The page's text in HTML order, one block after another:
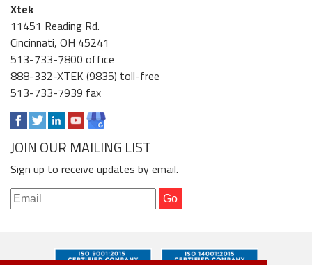
Xtek
11451 Reading Rd.
Cincinnati, OH 45241
513-733-7800 office
888-332-XTEK (9835) toll-free
513-733-7939 fax
JOIN OUR MAILING LIST
Sign up to receive updates by email.